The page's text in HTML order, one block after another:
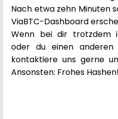
Nach etwa zehn Minuten
ViaBTC-Dashboard
Wenn bei dir trotzdem
oder du einen anderen
kontaktiere uns gerne
Ansonsten: Frohes Hashen!